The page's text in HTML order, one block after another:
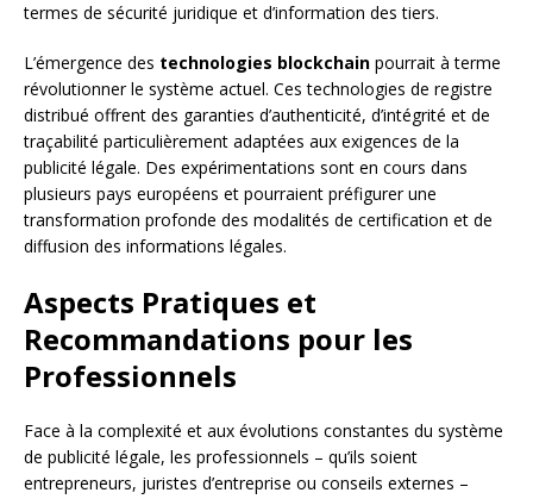
termes de sécurité juridique et d’information des tiers.
L’émergence des technologies blockchain pourrait à terme
révolutionner le système actuel. Ces technologies de registre
distribué offrent des garanties d’authenticité, d’intégrité et de
traçabilité particulièrement adaptées aux exigences de la
publicité légale. Des expérimentations sont en cours dans
plusieurs pays européens et pourraient préfigurer une
transformation profonde des modalités de certification et de
diffusion des informations légales.
Aspects Pratiques et
Recommandations pour les
Professionnels
Face à la complexité et aux évolutions constantes du système
de publicité légale, les professionnels – qu’ils soient
entrepreneurs, juristes d’entreprise ou conseils externes –